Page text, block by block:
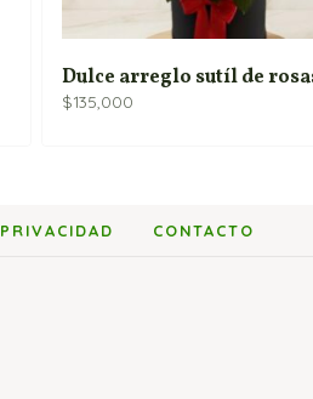
Dulce arreglo sutíl de
$135,000
PRIVACIDAD CONTACTO